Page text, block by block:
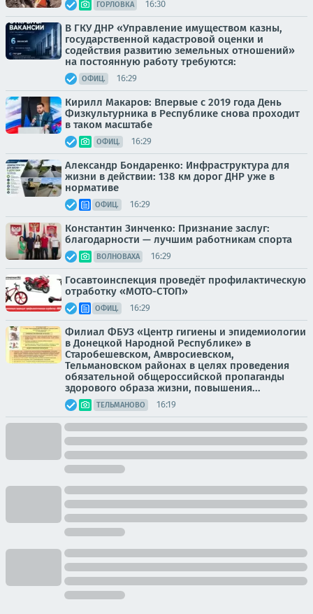
ГОРЛОВКА 16:30
В ГКУ ДНР «Управление имуществом казны,
государственной кадастровой оценки и
содействия развитию земельных отношений»
на постоянную работу требуются:
ОФИЦ. 16:29
Кирилл Макаров: Впервые с 2019 года День
Физкультурника в Республике снова проходит
в таком масштабе
ОФИЦ. 16:29
Александр Бондаренко: Инфраструктура для
жизни в действии: 138 км дорог ДНР уже в
нормативе
ОФИЦ. 16:29
Константин Зинченко: Признание заслуг:
благодарности — лучшим работникам спорта
ВОЛНОВАХА 16:29
Госавтоинспекция проведёт профилактическую
отработку «МОТО-СТОП»
ОФИЦ. 16:29
Филиал ФБУЗ «Центр гигиены и эпидемиологии
в Донецкой Народной Республике» в
Старобешевском, Амвросиевском,
Тельмановском районах в целях проведения
обязательной общероссийской пропаганды
здорового образа жизни, повышения...
ТЕЛЬМАНОВО 16:19